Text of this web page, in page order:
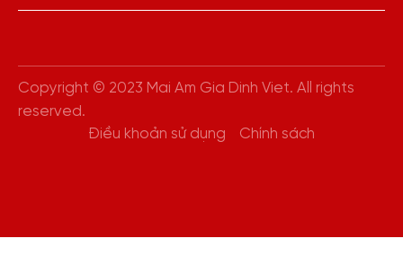
Copyright © 2023 Mai Am Gia Dinh Viet. All rights
reserved.
Điều khoản sử dụng
Chính sách